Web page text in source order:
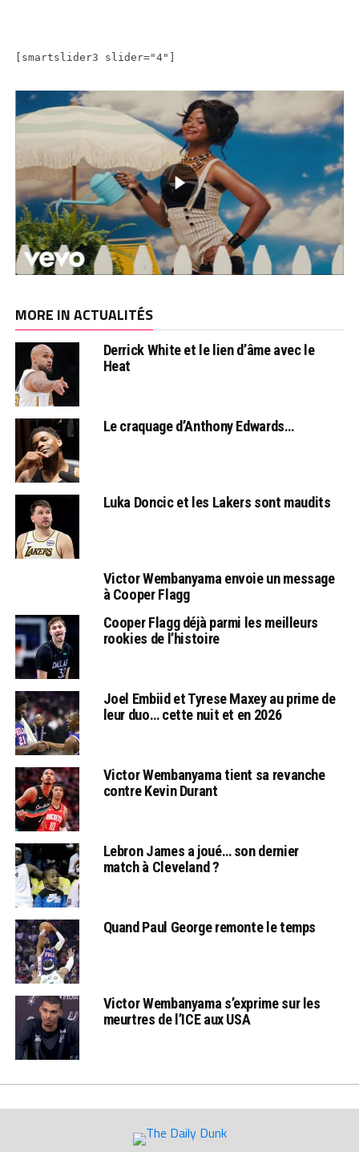
[smartslider3 slider="4"]
MORE IN ACTUALITÉS
Derrick White et le lien d’âme avec le
Heat
Le craquage d’Anthony Edwards…
Luka Doncic et les Lakers sont maudits
Victor Wembanyama envoie un message
à Cooper Flagg
Cooper Flagg déjà parmi les meilleurs
rookies de l’histoire
Joel Embiid et Tyrese Maxey au prime de
leur duo… cette nuit et en 2026
Victor Wembanyama tient sa revanche
contre Kevin Durant
Lebron James a joué… son dernier
match à Cleveland ?
Quand Paul George remonte le temps
Victor Wembanyama s’exprime sur les
meurtres de l’ICE aux USA